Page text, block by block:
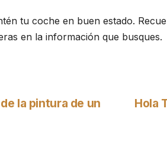
tu coche en buen estado.
en la información que busques.
Hola
la pintura de un